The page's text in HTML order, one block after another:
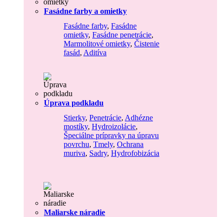
Fasádne farby a omietky
Fasádne farby, Fasádne
omietky, Fasádne penetrácie,
Marmolitové omietky, Čistenie
fasád, Aditíva
Úprava podkladu
Stierky, Penetrácie, Adhézne
mostíky, Hydroizolácie,
Špeciálne prípravky na úpravu
povrchu, Tmely, Ochrana
muriva, Sadry, Hydrofobizácia
Maliarske náradie